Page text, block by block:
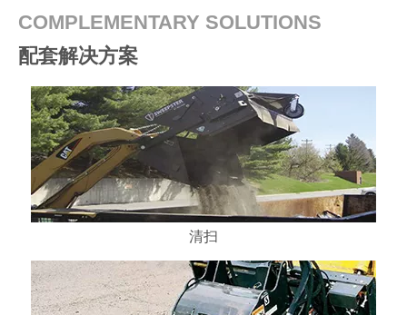
COMPLEMENTARY SOLUTIONS
配套解决方案
清扫